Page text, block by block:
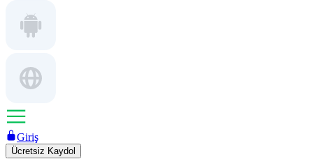
Giriş
Ücretsiz Kaydol